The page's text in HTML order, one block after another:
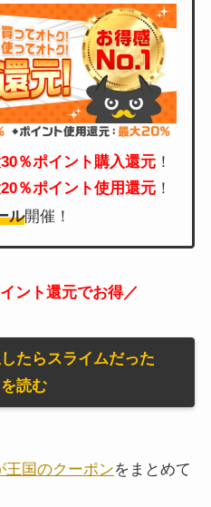
％ポイント購入還元 ！
％ポイント使用還元 ！
ル開催！
ント還元でお得／
たらスライムだった
読む
王国のクーポンをまとめて